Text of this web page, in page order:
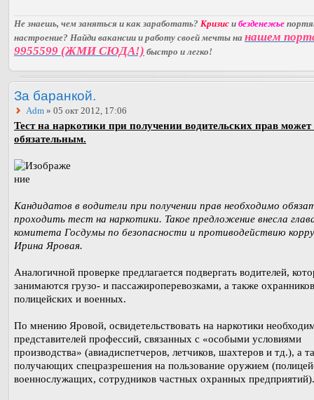
Не знаешь, чем заняться и как заработать? Кризис и безденежье
настроение? Найди вакансии и работу своей мечты на нашем
9955599 (ЖМИ СЮДА!) быстро и легко!
За баранкой.
Adm » 05 окт 2012, 17:06
Тест на наркотики при получении водительских прав может
обязательным.
Кандидатов в водители при получении прав необходимо
проходить тест на наркотики. Такое предложение внесла
комитета Госдумы по безопасности и противодействию
Ирина Яровая.
Аналогичной проверке предлагается подвергать водителей,
занимаются грузо- и пассажироперевозками, а также
полицейских и военных.
По мнению Яровой, освидетельствовать на наркотики
представителей профессий, связанных с «особыми условиями
производства» (авиадиспетчеров, летчиков, шахтеров и тд.), а
получающих спецразрешения на пользование оружием
военнослужащих, сотрудников частных охранных предприятий).